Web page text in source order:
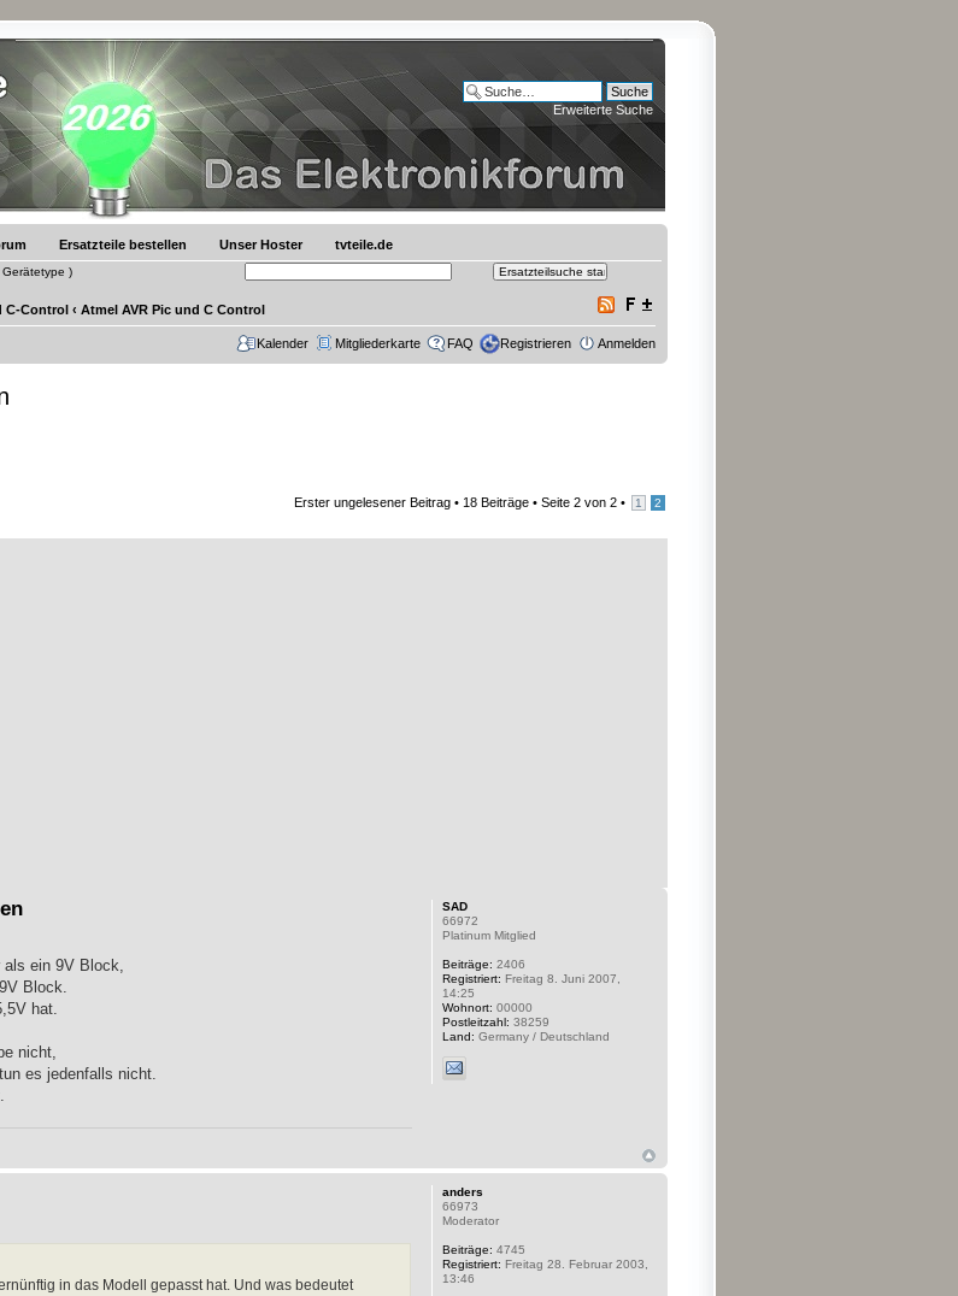
Erweiterte Suche
Ersatzteile bestellen Unser Hoster tvteile.de
)
C-Control ‹ Atmel AVR Pic und C Control
Kalender Mitgliederkarte FAQ Registrieren Anmelden
Erster ungelesener Beitrag • 18 Beiträge • Seite 2 von 2 • 1 2
als ein 9V Block,
Block.
hat.
nicht,
es jedenfalls nicht.
SAD
66972
Platinum Mitglied
Beiträge: 2406
Registriert: Freitag 8. Juni 2007,
14:25
Wohnort: 00000
Postleitzahl: 38259
Land: Germany / Deutschland
in das Modell gepasst hat. Und was bedeutet
anders
66973
Moderator
Beiträge: 4745
Registriert: Freitag 28. Februar 2003,
13:46